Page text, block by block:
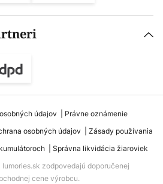
údajov
Právne oznámenie
osobných údajov
Zásady používania
Správna likvidácia žiaroviek
zodpovedajú doporučenej
cene výrobcu.